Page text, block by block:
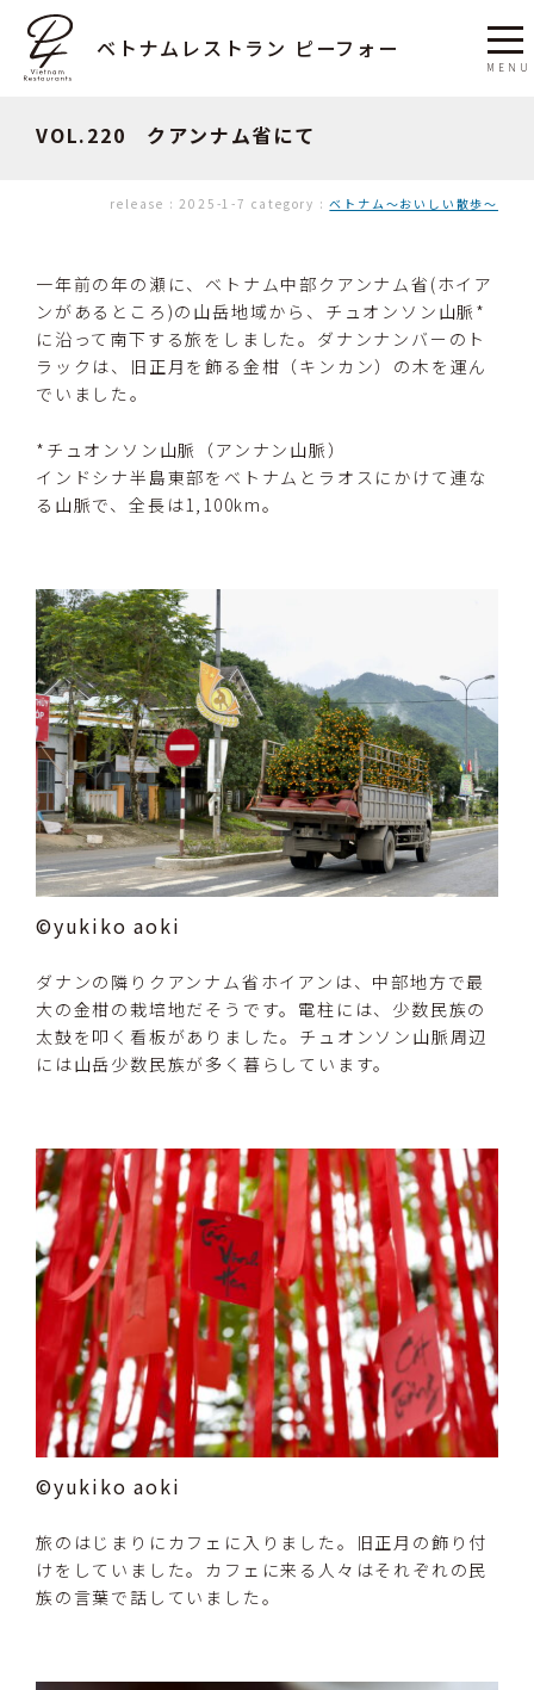
ベトナムレストラン ピーフォー
VOL.220 クアンナム省にて
release : 2025-1-7 category :ベトナム〜おいしい散歩〜
一年前の年の瀬に、ベトナム中部クアンナム省(ホイア
ンがあるところ)の山岳地域から、チュオンソン山脈*
に沿って南下する旅をしました。ダナンナンバーのト
ラックは、旧正月を飾る金柑（キンカン）の木を運ん
でいました。
*チュオンソン山脈（アンナン山脈）
インドシナ半島東部をベトナムとラオスにかけて連な
る山脈で、全長は1,100km。
©yukiko aoki
ダナンの隣りクアンナム省ホイアンは、中部地方で最
大の金柑の栽培地だそうです。電柱には、少数民族の
太鼓を叩く看板がありました。チュオンソン山脈周辺
には山岳少数民族が多く暮らしています。
©yukiko aoki
旅のはじまりにカフェに入りました。旧正月の飾り付
けをしていました。カフェに来る人々はそれぞれの民
族の言葉で話していました。